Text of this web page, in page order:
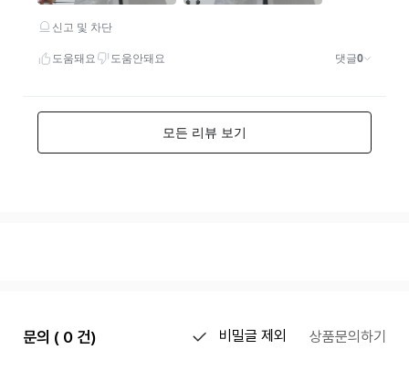
문의 ( 0 건) 비밀글 제외 상품문의하기